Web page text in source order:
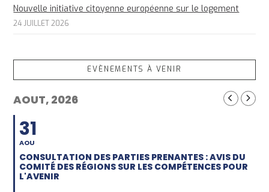
Nouvelle initiative citoyenne européenne sur le logement
24 JUILLET 2026
EVÈNEMENTS À VENIR
AOUT, 2026
31
AOU
CONSULTATION DES PARTIES PRENANTES : AVIS DU
COMITÉ DES RÉGIONS SUR LES COMPÉTENCES POUR
L'AVENIR